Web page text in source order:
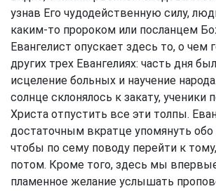
узнав Его чудодейственную силу,
каким-то пророком или посланцем
Евангелист опускает здесь то, о чем
других трех Евангелиях: часть дня
исцеление больных и научение
солнце склонялось к закату, ученики
Христа отпустить все эти толпы.
достаточным вкратце упомянуть
чтобы по сему поводу перейти к
потом. Кроме того, здесь мы
пламенное желание услышать